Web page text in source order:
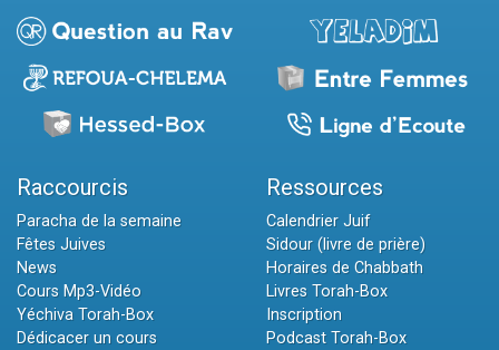
Raccourcis
Paracha de la semaine
Fêtes Juives
News
Cours Mp3-Vidéo
Yéchiva Torah-Box
Dédicacer un cours
Ressources
Calendrier Juif
Sidour (livre de prière)
Horaires de Chabbath
Livres Torah-Box
Inscription
Podcast Torah-Box